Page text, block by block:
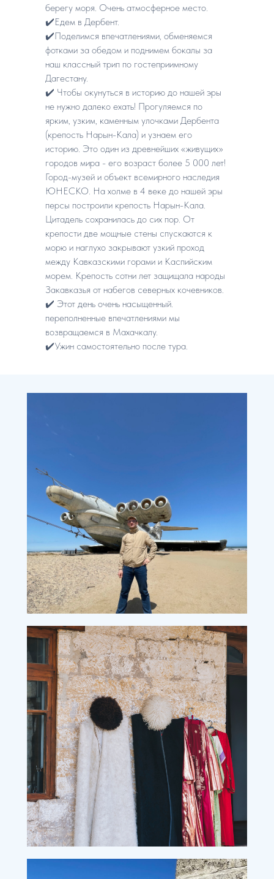
берегу моря. Очень атмосферное место.
✔️Едем в Дербент.
✔️Поделимся впечатлениями, обменяемся
фотками за обедом и поднимем бокалы за
наш классный трип по гостеприимному
Дагестану.
✔️ Чтобы окунуться в историю до нашей эры
не нужно далеко ехать! Прогуляемся по
ярким, узким, каменным улочками Дербента
(крепость Нарын-Кала) и узнаем его
историю. Это один из древнейших «живущих»
городов мира - его возраст более 5 000 лет!
Город-музей и объект всемирного наследия
ЮНЕСКО. На холме в 4 веке до нашей эры
персы построили крепость Нарын-Кала.
Цитадель сохранилась до сих пор. От
крепости две мощные стены спускаются к
морю и наглухо закрывают узкий проход
между Кавказскими горами и Каспийским
морем. Крепость сотни лет защищала народы
Закавказья от набегов северных кочевников.
✔️ Этот день очень насыщенный.
переполненные впечатлениями мы
возвращаемся в Махачкалу.
✔️Ужин самостоятельно после тура.